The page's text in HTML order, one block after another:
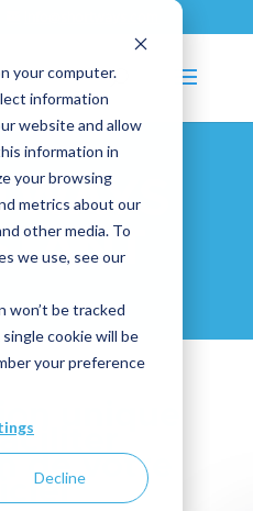
your computer.
information
website and allow
information in
your browsing
metrics about our
other media. To
we use, see our
won’t be tracked
cookie will be
your preference
Decline
unique
de votre